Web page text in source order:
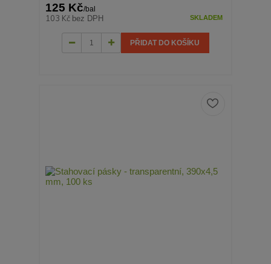
125 Kč/bal
103 Kč bez DPH SKLADEM
PŘIDAT DO KOŠÍKU